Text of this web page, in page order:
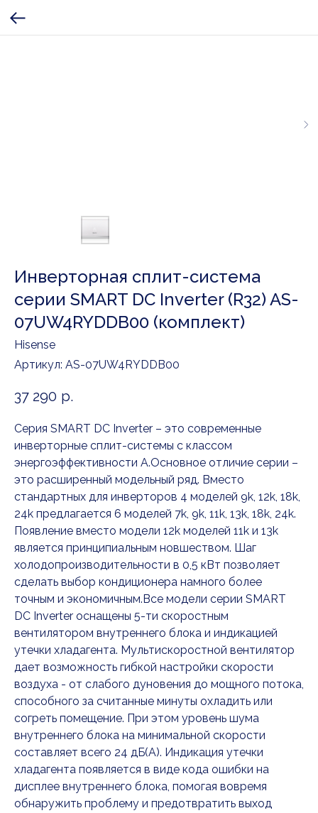
Инверторная сплит-система
серии SMART DC Inverter (R32) AS-
07UW4RYDDB00 (комплект)
Hisense
Артикул: AS-07UW4RYDDB00
37 290 р.
Серия SMART DC Inverter – это современные
инверторные сплит-системы с классом
энергоэффективности А.Основное отличие серии –
это расширенный модельный ряд. Вместо
стандартных для инверторов 4 моделей 9k, 12k, 18k,
24k предлагается 6 моделей 7k, 9k, 11k, 13k, 18k, 24k.
Появление вместо модели 12k моделей 11k и 13k
является принципиальным новшеством. Шаг
холодопроизводительности в 0,5 кВт позволяет
сделать выбор кондиционера намного более
точным и экономичным.Все модели серии SMART
DC Inverter оснащены 5-ти скоростным
вентилятором внутреннего блока и индикацией
утечки хладагента. Мультискоростной вентилятор
дает возможность гибкой настройки скорости
воздуха - от слабого дуновения до мощного потока,
способного за считанные минуты охладить или
согреть помещение. При этом уровень шума
внутреннего блока на минимальной скорости
составляет всего 24 дБ(А). Индикация утечки
хладагента появляется в виде кода ошибки на
дисплее внутреннего блока, помогая вовремя
обнаружить проблему и предотвратить выход